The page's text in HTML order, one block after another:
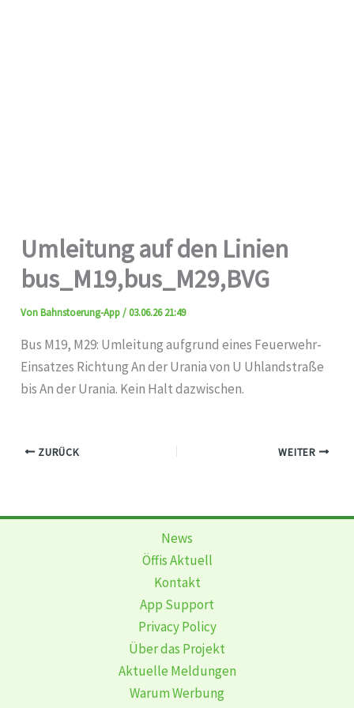
Umleitung auf den Linien
bus_M19,bus_M29,BVG
VonBahnstoerung-App/ 03.06.26 21:49
Bus M19, M29: Umleitung aufgrund eines Feuerwehr-
Einsatzes Richtung An der Urania von U Uhlandstraße
bis An der Urania. Kein Halt dazwischen.
ZURÜCK WEITER
News
Öffis Aktuell
Kontakt
App Support
Privacy Policy
Über das Projekt
Aktuelle Meldungen
Warum Werbung